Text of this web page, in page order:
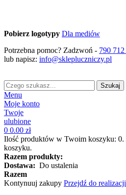
Pobierz logotypy Dla mediów
Potrzebna pomoc? Zadzwoń - 790
lub napisz: info@sklepluczniczy.pl
Szukaj
Menu
Moje konto
Twoje
ulubione
0 0.00 zł
Ilość produktów w Twoim koszyku: 0.
koszyku.
Razem produkty:
Dostawa: Do ustalenia
Razem
Kontynuuj zakupy Przejdź do